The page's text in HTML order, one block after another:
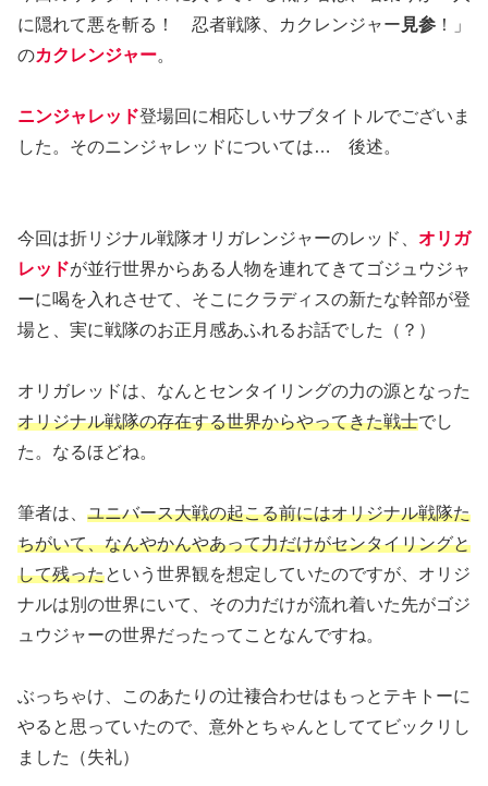
に隠れて悪を斬る！ 忍者戦隊、カクレンジャー 見参 ！」
のカクレンジャー。
ニンジャレッド登場回に相応しいサブタイトルでございま
した。そのニンジャレッドについては… 後述。
今回は折リジナル戦隊オリガレンジャーのレッド、 オリガ
レッドが並行世界からある人物を連れてきてゴジュウジャ
ーに喝を入れさせて、そこにクラディスの新たな幹部が登
場と、実に戦隊のお正月感あふれるお話でした（？）
オリガレッドは、なんとセンタイリングの力の源となった
オリジナル戦隊の存在する世界からやってきた戦士でし
た。なるほどね。
筆者は、 ユニバース大戦の起こる前にはオリジナル戦隊た
ちがいて、なんやかんやあって力だけがセンタイリングと
して残ったという世界観を想定していたのですが、オリジ
ナルは別の世界にいて、その力だけが流れ着いた先がゴジ
ュウジャーの世界だったってことなんですね。
ぶっちゃけ、このあたりの辻褄合わせはもっとテキトーに
やると思っていたので、意外とちゃんとしててビックリし
ました（失礼）